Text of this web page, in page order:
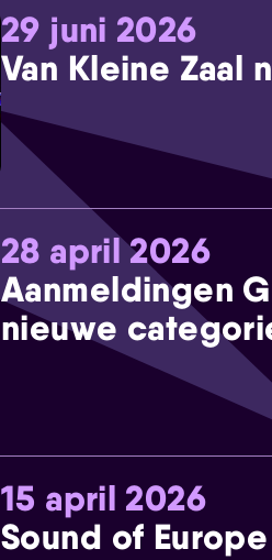
29 juni 2026
Van Kleine Zaal
28 april 2026
Aanmeldingen
nieuwe
15 april 2026
Sound of